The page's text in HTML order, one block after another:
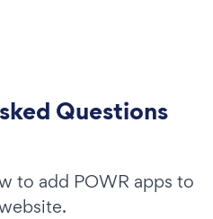
Questions
to add POWR apps to